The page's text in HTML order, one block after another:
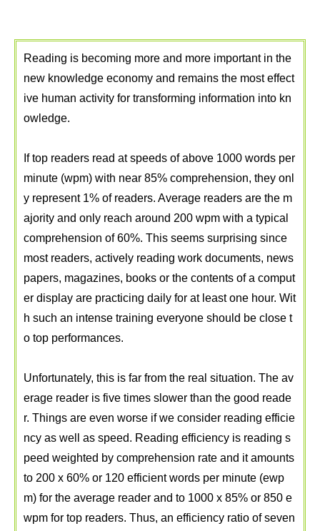
Reading is becoming more and more important in the
new knowledge economy and remains the most effect
ive human activity for transforming information into kn
owledge.
If top readers read at speeds of above 1000 words per
minute (wpm) with near 85% comprehension, they onl
y represent 1% of readers. Average readers are the m
ajority and only reach around 200 wpm with a typical
comprehension of 60%. This seems surprising since
most readers, actively reading work documents, news
papers, magazines, books or the contents of a comput
er display are practicing daily for at least one hour. Wit
h such an intense training everyone should be close t
o top performances.
Unfortunately, this is far from the real situation. The av
erage reader is five times slower than the good reade
r. Things are even worse if we consider reading efficie
ncy as well as speed. Reading efficiency is reading s
peed weighted by comprehension rate and it amounts
to 200 x 60% or 120 efficient words per minute (ewp
m) for the average reader and to 1000 x 85% or 850 e
wpm for top readers. Thus, an efficiency ratio of seven